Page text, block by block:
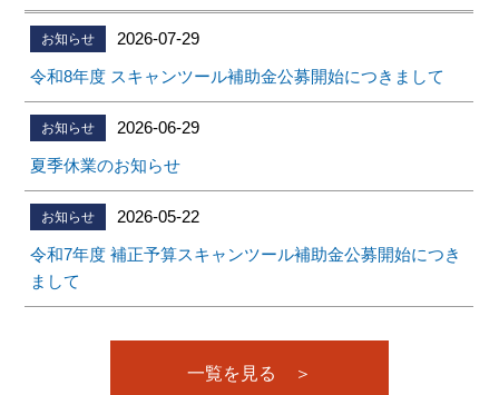
お知らせ 2026-07-29
令和8年度 スキャンツール補助金公募開始につきまして
お知らせ 2026-06-29
夏季休業のお知らせ
お知らせ 2026-05-22
令和7年度 補正予算スキャンツール補助金公募開始につき
まして
一覧を見る ＞